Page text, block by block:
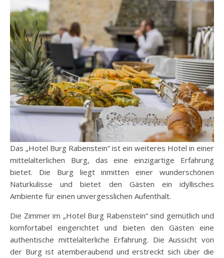
Das „Hotel Burg Rabenstein“ ist ein weiteres Hotel in einer
mittelalterlichen Burg, das eine einzigartige Erfahrung
bietet. Die Burg liegt inmitten einer wunderschönen
Naturkulisse und bietet den Gästen ein idyllisches
Ambiente für einen unvergesslichen Aufenthalt.
Die Zimmer im „Hotel Burg Rabenstein“ sind gemütlich und
komfortabel eingerichtet und bieten den Gästen eine
authentische mittelalterliche Erfahrung. Die Aussicht von
der Burg ist atemberaubend und erstreckt sich über die